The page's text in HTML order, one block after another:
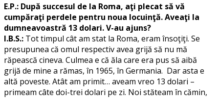
E.P.: După succesul de la Roma, aţi plecat să vă
cumpăraţi perdele pentru noua locuinţă. Aveaţi la
dumneavoastră 13 dolari. V-au ajuns?
I.B.S.: Tot timpul cât am stat la Roma, eram însoţiţi. Se
presupunea că omul respectiv avea grijă să nu mă
răpească cineva. Culmea e că ăla care era pus să aibă
grijă de mine a rămas, în 1965, în Germania. Dar asta e
altă poveste. Atât am primit… aveam vreo 13 dolari –
primeam câte doi-trei dolari pe zi. Noi stăteam în cămin,